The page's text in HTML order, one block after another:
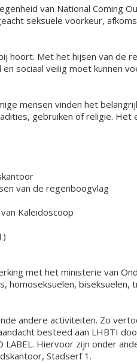
van National Coming
seksuele voorkeur,
Met het hijsen van de
sociaal veilig moet kunnen
mensen vinden het
gebruiken of religie.
van de regenboogvlag
Kaleidoscoop
met het ministerie van
homoseksuelen,
andere activiteiten. Zo
besteed aan LHBTI
Hiervoor zijn onder
Stadserf 1.